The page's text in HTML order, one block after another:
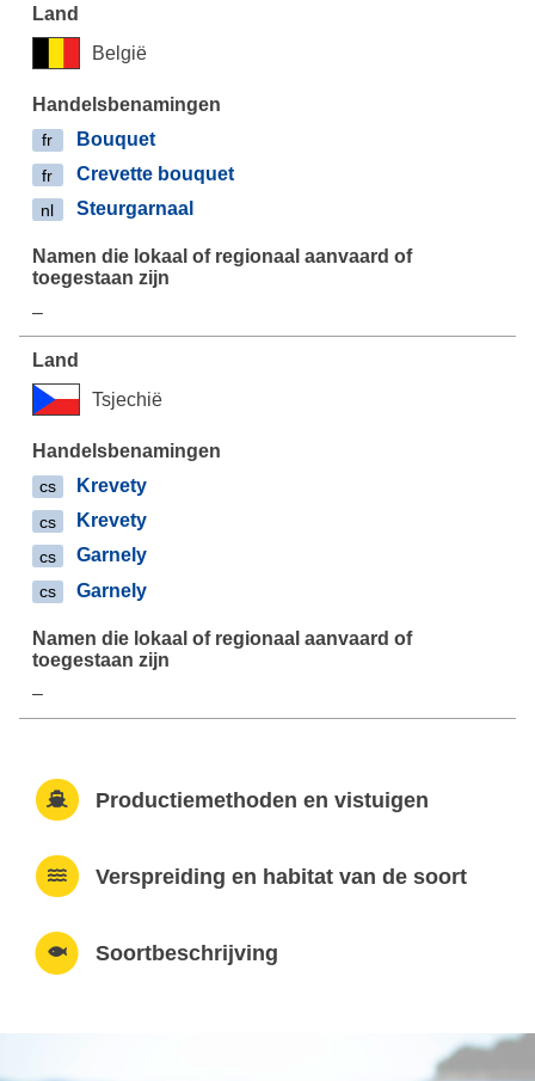
België
fr Bouquet
fr Crevette bouquet
nl Steurgarnaal
–
Tsjechië
cs Krevety
cs Krevety
cs Garnely
cs Garnely
–
Productiemethoden en vistuigen
Verspreiding en habitat van de soort
Soortbeschrijving